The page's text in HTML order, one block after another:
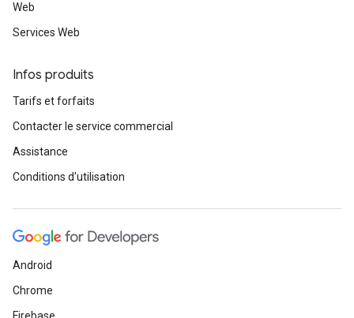
Web
Services Web
Infos produits
Tarifs et forfaits
Contacter le service commercial
Assistance
Conditions d'utilisation
Android
Chrome